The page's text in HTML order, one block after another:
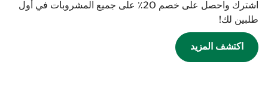
اشترك واحصل على خصم 20٪ على جميع المشروبات في أول
طلبين لك!
اكتشف المزيد